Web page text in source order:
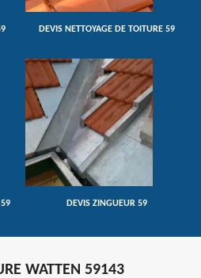
DEVIS NETTOYAGE DE TOITURE 59
59 DEVIS ZINGUEUR 59
WATTEN 59143